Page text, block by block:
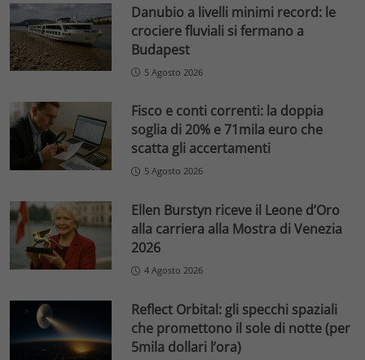
Danubio a livelli minimi record: le
crociere fluviali si fermano a
Budapest
5 Agosto 2026
Fisco e conti correnti: la doppia
soglia di 20% e 71mila euro che
scatta gli accertamenti
5 Agosto 2026
Ellen Burstyn riceve il Leone d’Oro
alla carriera alla Mostra di Venezia
2026
4 Agosto 2026
Reflect Orbital: gli specchi spaziali
che promettono il sole di notte (per
5mila dollari l’ora)